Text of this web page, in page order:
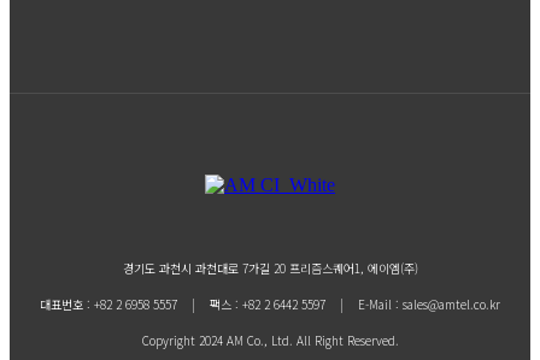
경기도 과천시 과천대로 7가길 20 프리즘스퀘어1, 에이엠(주)
대표번호 : +82 2 6958 5557 | 팩스 : +82 2 6442 5597 | E-Mail : sales@amtel.co.kr
Copyright 2024 AM Co., Ltd. All Right Reserved.